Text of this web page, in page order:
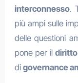
interconnesso.
più ampi sulle
delle questioni
pone per il
di governance